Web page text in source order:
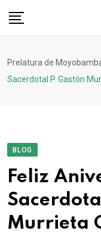
Prelatura de
Sacerdotal P. Gastón
BLOG
Feliz
Murrieta